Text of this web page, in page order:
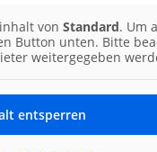
von Standard. Um
Button unten. Bitte
weitergegeben
entsperren